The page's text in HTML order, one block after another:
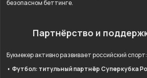
безопасном беттинге.
Партнёрство и
Букмекер активно развивает российский спорт:
• Футбол: титульный партнёр Суперкубка